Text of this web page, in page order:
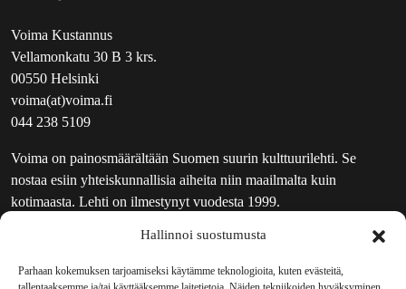
Hallinnoi suostumusta
Parhaan kokemuksen tarjoamiseksi käytämme teknologioita, kuten evästeitä,
Voima Kustannus
Vellamonkatu 30 B 3 krs.
00550 Helsinki
voima(at)voima.fi
044 238 5109
Voima on painosmäärältään Suomen suurin kulttuurilehti. Se
nostaa esiin yhteiskunnallisia aiheita niin maailmalta kuin
kotimaasta. Lehti on ilmestynyt vuodesta 1999.
UUTISKIRJE